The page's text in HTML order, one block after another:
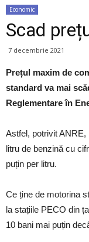
Economic
Scad
7 decembrie 2021
Prețul maxim de
standard va mai
Reglementare în
Astfel, potrivit
litru de benzină cu
puțin per litru.
Ce ține de motorina
la stațiile PECO din
10 bani mai puțin